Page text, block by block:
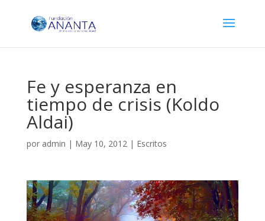
Fe y esperanza en
tiempo de crisis (Koldo
Aldai)
por admin | May 10, 2012| Escritos